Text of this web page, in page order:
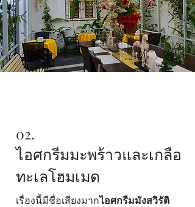
02.
ไอศกรีมมะพร้าวและเกลือ
ทะเลโฮมเมด
เรื่องนี้มีชื่อเสียงมากไอศกรีมมังสวิรัติ